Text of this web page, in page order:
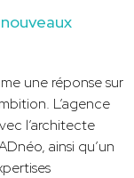
une réponse sur
L’agence
l’architecte
ainsi qu’un